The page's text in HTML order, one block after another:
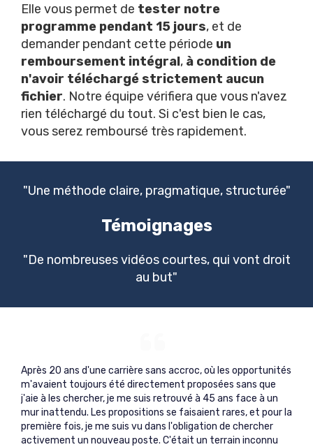
Elle vous permet de tester notre
programme pendant 15 jours, et de
demander pendant cette période un
remboursement intégral, à condition de
n'avoir téléchargé strictement aucun
fichier. Notre équipe vérifiera que vous n'avez
rien téléchargé du tout. Si c'est bien le cas,
vous serez remboursé très rapidement.
"Une méthode claire, pragmatique, structurée"
Témoignages
"De nombreuses vidéos courtes, qui vont droit
au but"
Après 20 ans d'une carrière sans accroc, où les opportunités
m'avaient toujours été directement proposées sans que
j'aie à les chercher, je me suis retrouvé à 45 ans face à un
mur inattendu. Les propositions se faisaient rares, et pour la
première fois, je me suis vu dans l'obligation de chercher
activement un nouveau poste. C'était un terrain inconnu